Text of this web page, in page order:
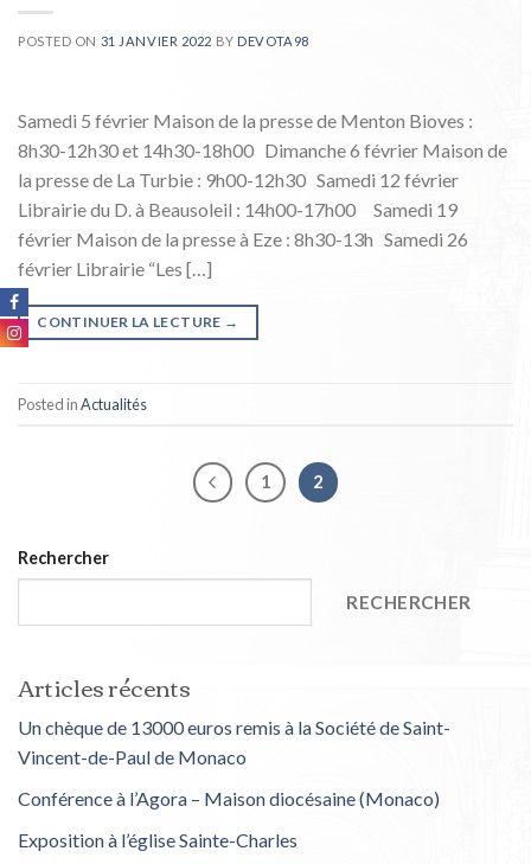
POSTED ON 31 JANVIER 2022 BYDEVOTA98
Samedi 5 février Maison de la presse de Menton Bioves :
8h30-12h30 et 14h30-18h00 Dimanche 6 février Maison de
la presse de La Turbie : 9h00-12h30 Samedi 12 février
Librairie du D. à Beausoleil : 14h00-17h00 Samedi 19
février Maison de la presse à Eze : 8h30-13h Samedi 26
février Librairie “Les […]
CONTINUER LA LECTURE →
Posted inActualités
1 2
Rechercher
RECHERCHER
Articles récents
Un chèque de 13000 euros remis à la Société de Saint-
Vincent-de-Paul de Monaco
Conférence à l’Agora – Maison diocésaine (Monaco)
Exposition à l’église Sainte-Charles